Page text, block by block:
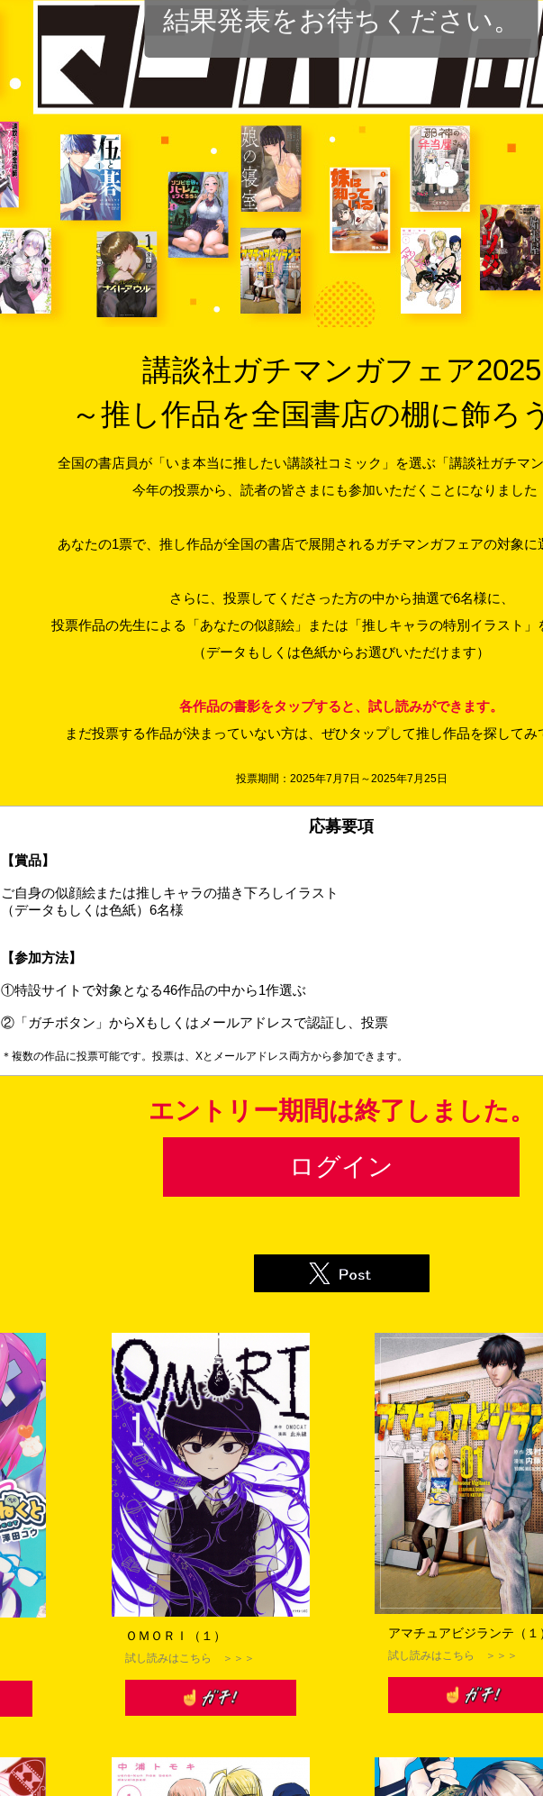
結果発表をお待ちください。
講談社ガチマンガフェア2025
～推し作品を全国書店の棚に飾ろ
全国の書店員が「いま本当に推したい講談社コミック」を選ぶ「講談社ガチマン
今年の投票から、読者の皆さまにも参加いただくことになりました
あなたの1票で、推し作品が全国の書店で展開されるガチマンガフェアの対象に
さらに、投票してくださった方の中から抽選で6名様に、
投票作品の先生による「あなたの似顔絵」または「推しキャラの特別イラスト」
（データもしくは色紙からお選びいただけます）
各作品の書影をタップすると、試し読みができます。
まだ投票する作品が決まっていない方は、ぜひタップして推し作品を探してみ
投票期間：2025年7月7日～2025年7月25日
応募要項
【賞品】
ご自身の似顔絵または推しキャラの描き下ろしイラスト
（データもしくは色紙）6名様
【参加方法】
①特設サイトで対象となる46作品の中から1作選ぶ
②「ガチボタン」からXもしくはメールアドレスで認証し、投票
＊複数の作品に投票可能です。投票は、Xとメールアドレス両方から参加できます。
当選者へは投票の際に登録した当選連絡用メールアドレス宛に、「ガチ！マンガフェ
当選連絡メールに記載されているURLからフォームにアクセスして必要な情報を入力
ます。期日までにご登録がない場合や内容に不備がある場合には当選権利が無効となりま
メールでの当選者への通知をもって、発表とかえさせていただきます。
【賞品の発送予定】
2026年02月予定
【注意事項】
応募完了から賞品お受け取りまでの期間内に、認証されたメールアドレスの解除又は
除、IDの変更等の理由によりメールをお送りできない場合は当選を無効とさせていただ
い。
抽選や当選に関する質問の受付は行っておりません。
ご当選はおひとり様につき1回限りとさせていただきます。
複数のメールアドレスで応募された場合、当選資格を無効とさせていただきます。
ご応募は日本国内にお住いの方に限らせていただきます。
付に伴う連絡に利用させていただきます。
本キャンペーンの当選通知は（comichanbai@kodansha.co.jp）より送付いたします。
エントリー期間は終了しました。
ログイン
ＯＭＯＲＩ（１）
試し読みはこちら ＞＞＞
アマチュアビジランテ（１
試し読みはこちら ＞＞＞